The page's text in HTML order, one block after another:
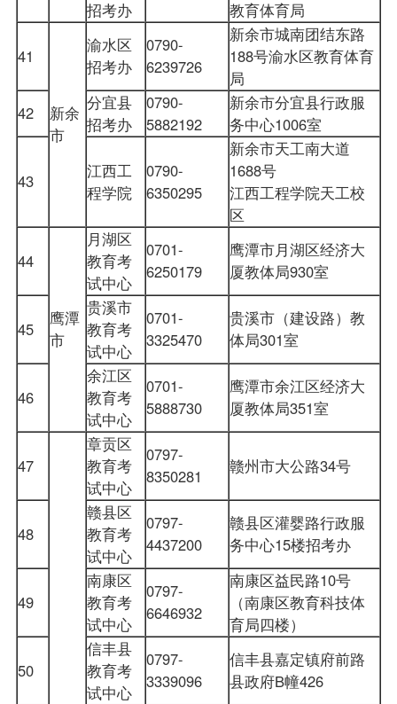
招考办 教育体育局
41
新余
市
渝水区
招考办
0790-
6239726
新余市城南团结东路
188号渝水区教育体育
局
42
分宜县
招考办
0790-
5882192
新余市分宜县行政服
务中心1006室
43
江西工
程学院
0790-
6350295
新余市天工南大道
1688号
江西工程学院天工校
区
44
鹰潭
市
月湖区
教育考
试中心
0701-
6250179
鹰潭市月湖区经济大
厦教体局930室
45
贵溪市
教育考
试中心
0701-
3325470
贵溪市（建设路）教
体局301室
46
余江区
教育考
试中心
0701-
5888730
鹰潭市余江区经济大
厦教体局351室
47
章贡区
教育考
试中心
0797-
8350281
赣州市大公路34号
48
赣县区
教育考
试中心
0797-
4437200
赣县区灌婴路行政服
务中心15楼招考办
49
南康区
教育考
试中心
0797-
6646932
南康区益民路10号
（南康区教育科技体
育局四楼）
50
信丰县
教育考
试中心
0797-
3339096
信丰县嘉定镇府前路
县政府B幢426